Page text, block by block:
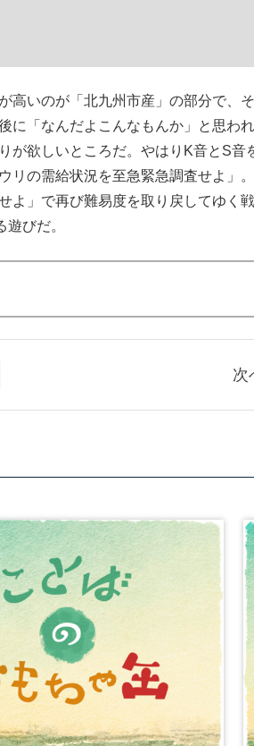
高いのが「北九州市産」の部分で、
に「なんだよこんなもんか」と思わ
が欲しいところだ。やはりK音とS音
リの需給状況を至急緊急調査せよ」
」で再び難易度を取り戻してゆく戦
びだ。
次